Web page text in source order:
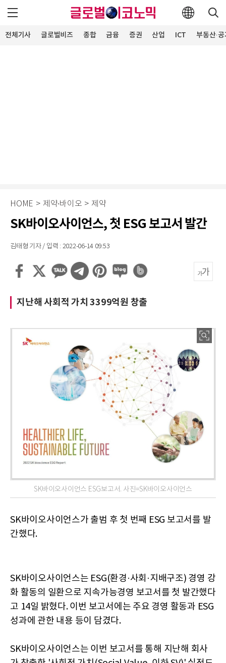
전체기사 글로벌비즈 종합 금융 증권 산업 ICT 부동산·
HOME > 제약∙바이오 > 제약
SK바이오사이언스, 첫 ESG 보고서 발간
김태형 기자 / 입력 : 2022-06-14 09:53
지난해 사회적 가치 3399억원 창출
SK바이오사이언스 ESG보고서. 사진=SK바이오사이언스
SK바이오사이언스가 출범 후 첫 번째 ESG 보고서를 발
간했다.
SK바이오사이언스는 ESG(환경·사회·지배구조) 경영 강
화 활동의 일환으로 지속가능경영 보고서를 첫 발간했다
고 14일 밝혔다. 이번 보고서에는 주요 경영 활동과 ESG
성과에 관한 내용 등이 담겼다.
SK바이오사이언스는 이번 보고서를 통해 지난해 회사